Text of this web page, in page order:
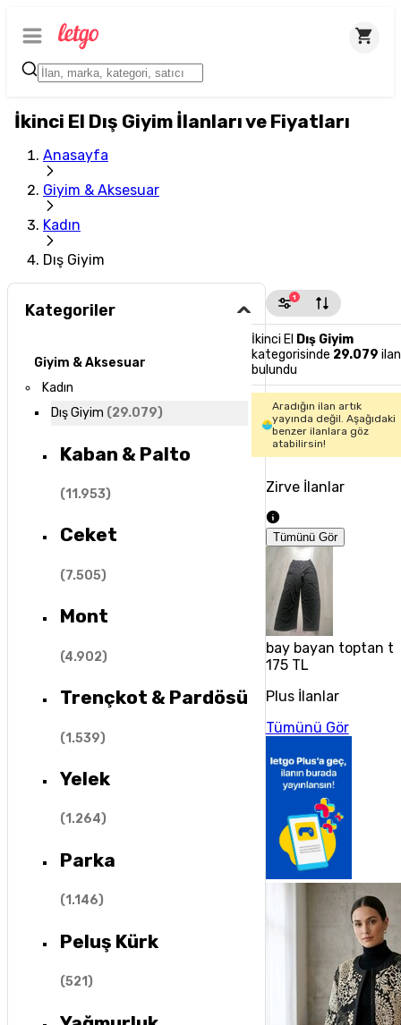
İkinci El Dış Giyim İlanları ve Fiyatları
Anasayfa
Giyim & Aksesuar
Kadın
Dış Giyim
Kategoriler
Giyim & Aksesuar
Kadın
Dış Giyim (29.079)
Kaban & Palto
(11.953)
Ceket
(7.505)
Mont
(4.902)
Trençkot & Pardösü
(1.539)
Yelek
(1.264)
Parka
(1.146)
Peluş Kürk
(521)
1
İkinci El Dış Giyim
kategorisinde 29.079 ilan
bulundu
Aradığın ilan artık
yayında değil. Aşağıdaki
benzer ilanlara göz
atabilirsin!
Zirve İlanlar
Tümünü Gör
bay bayan toptan
175 TL
Plus İlanlar
Tümünü Gör